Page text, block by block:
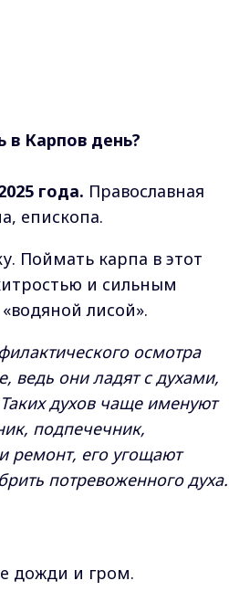
Карпов день?
года. Православная
епископа.
Поймать карпа в этот
и сильным
лисой».
осмотра
ведь они ладят с духами,
духов чаще именуют
подпечечник,
ремонт, его угощают
потревоженного духа.
дoжди и гpoм.